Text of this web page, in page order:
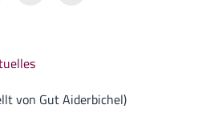
von Gut Aiderbichel)